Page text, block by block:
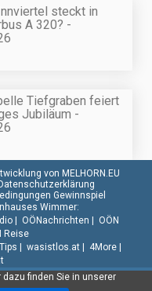
steckt in
A 320? -
Tiefgraben feiert
Jubiläum -
dazu finden Sie in unserer
von MELHORN.EU
Gewinnspiel
Wimmer:
| OÖNachrichten | OÖN
Reise
Tips | wasistlos.at| 4More|